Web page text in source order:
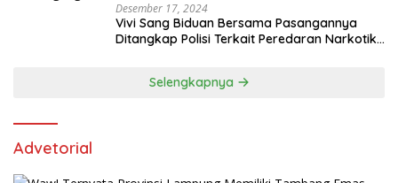
Desember 17, 2024
Vivi Sang Biduan Bersama Pasangannya
Ditangkap Polisi Terkait Peredaran Narkotika
Selengkapnya
Advetorial